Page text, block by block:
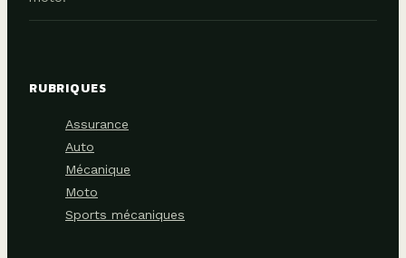
RUBRIQUES
Assurance
Auto
Mécanique
Moto
Sports mécaniques